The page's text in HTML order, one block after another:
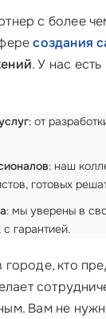
с более
создания
. У нас есть
: от
: наш
готовых
: мы уверены в
гарантией.
кто
Вам не